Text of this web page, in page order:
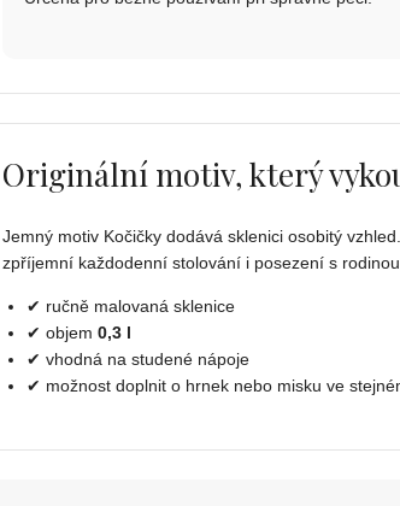
Originální motiv, který
Jemný motiv Kočičky dodává sklenici osobitý
zpříjemní každodenní stolování i posezení s
✔ ručně malovaná sklenice
✔ objem 0,3 l
✔ vhodná na studené nápoje
✔ možnost doplnit o hrnek nebo misku ve